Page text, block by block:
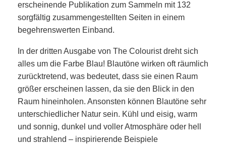
erscheinende Publikation zum Sammeln mit 132
sorgfältig zusammengestellten Seiten in einem
begehrenswerten Einband.
In der dritten Ausgabe von The Colourist dreht sich
alles um die Farbe Blau! Blautöne wirken oft räumlich
zurücktretend, was bedeutet, dass sie einen Raum
größer erscheinen lassen, da sie den Blick in den
Raum hineinholen. Ansonsten können Blautöne sehr
unterschiedlicher Natur sein. Kühl und eisig, warm
und sonnig, dunkel und voller Atmosphäre oder hell
und strahlend – inspirierende Beispiele